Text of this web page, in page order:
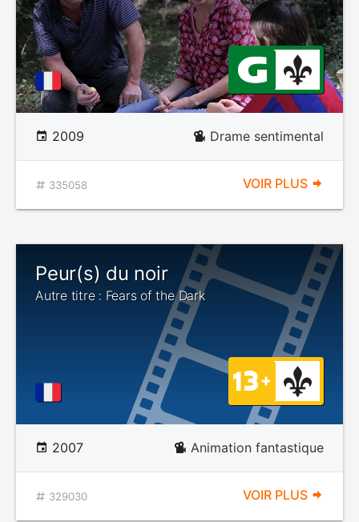
2009 Drame sentimental
335058 VOIR PLUS
Peur(s) du noir
Autre titre : Fears of the Dark
2007 Animation fantastique
329030 VOIR PLUS